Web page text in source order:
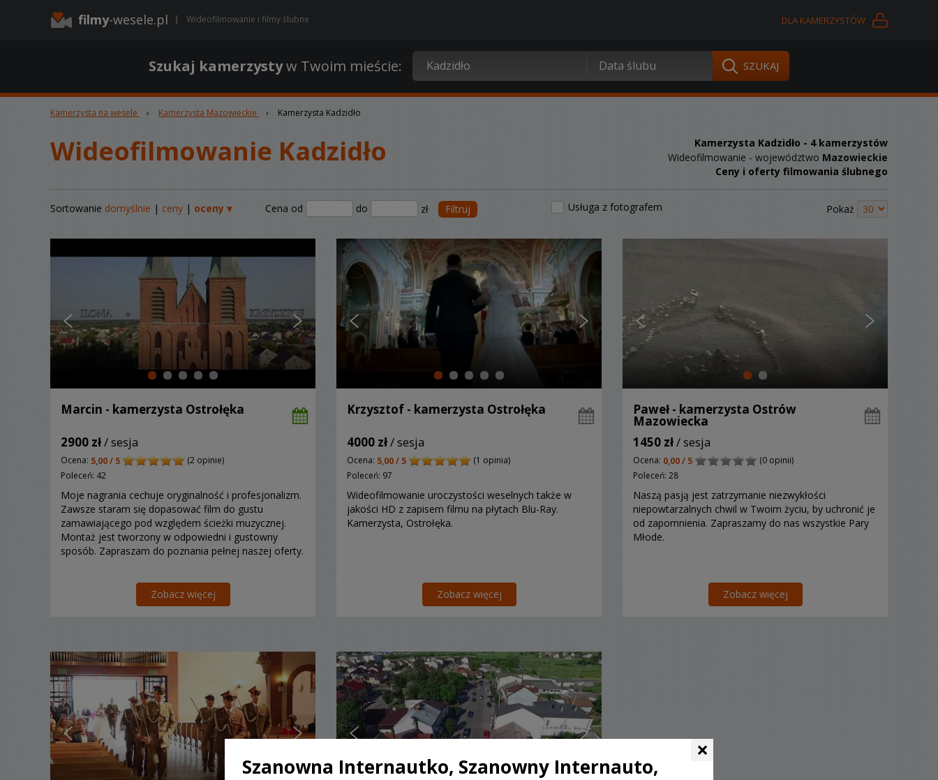
filmy-wesele.pl Wideofilmowanie i filmy ślubne DLA KAMERZYSTÓW
Szukaj kamerzystyw Twoim mieście:
Kamerzysta na wesele › Kamerzysta Mazowieckie › Kamerzysta Kadzidło
Wideofilmowanie Kadzidło Kamerzysta Kadzidło - 4 kamerzystów
Wideofilmowanie - województwo Mazowieckie
Ceny i oferty filmowania ślubnego
Sortowanie domyślnie | ceny | oceny ▾ Cena od do zł Filtruj Usługa z fotografem Pokaż
Marcin - kamerzysta Ostrołęka
2900 zł/ sesja
Ocena: 5,00 / 5
(2 opinie)
Poleceń: 42
Moje nagrania cechuje oryginalność i profesjonalizm.
Zawsze staram się dopasować film do gustu
zamawiającego pod względem ścieżki muzycznej.
Montaż jest tworzony w odpowiedni i gustowny
sposób. Zapraszam do poznania pełnej naszej oferty.
Zobacz więcej
Krzysztof - kamerzysta Ostrołęka
4000 zł/ sesja
Ocena: 5,00 / 5
(1 opinia)
Poleceń: 97
Wideofilmowanie uroczystości weselnych także w
jakości HD z zapisem filmu na płytach Blu-Ray.
Kamerzysta, Ostrołęka.
Zobacz więcej
Paweł - kamerzysta Ostrów
Mazowiecka
1450 zł/ sesja
Ocena: 0,00 / 5
(0 opinii)
Poleceń: 28
Naszą pasją jest zatrzymanie niezwykłości
niepowtarzalnych chwil w Twoim życiu, by uchronić je
od zapomnienia. Zapraszamy do nas wszystkie Pary
Młode.
Zobacz więcej
×
Szanowna Internautko, Szanowny Internauto,